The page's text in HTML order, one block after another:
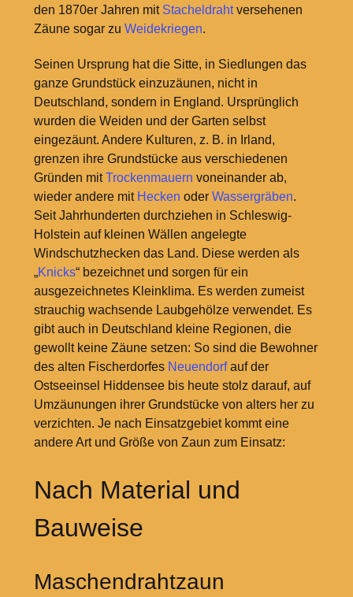
den 1870er Jahren mit Stacheldrahtversehenen
Zäune sogar zu Weidekriegen.
Seinen Ursprung hat die Sitte, in Siedlungen das
ganze Grundstück einzuzäunen, nicht in
Deutschland, sondern in England. Ursprünglich
wurden die Weiden und der Garten selbst
eingezäunt. Andere Kulturen, z. B. in Irland,
grenzen ihre Grundstücke aus verschiedenen
Gründen mitTrockenmauern voneinander ab,
wieder andere mit Hecken oder Wassergräben.
Seit Jahrhunderten durchziehen in Schleswig-
Holstein auf kleinen Wällen angelegte
Windschutzhecken das Land. Diese werden als
„Knicks“ bezeichnet und sorgen für ein
ausgezeichnetes Kleinklima. Es werden zumeist
strauchig wachsende Laubgehölze verwendet. Es
gibt auch in Deutschland kleine Regionen, die
gewollt keine Zäune setzen: So sind die Bewohner
des alten Fischerdorfes Neuendorfauf der
Ostseeinsel Hiddensee bis heute stolz darauf, auf
Umzäunungen ihrer Grundstücke von alters her zu
verzichten. Je nach Einsatzgebiet kommt eine
andere Art und Größe von Zaun zum Einsatz:
Nach Material und
Bauweise
Maschendrahtzaun